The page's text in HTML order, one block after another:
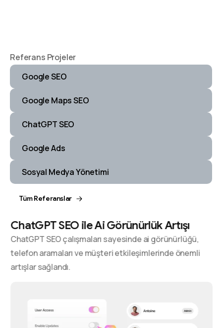
Referans Projeler
Google SEO
Google Maps SEO
ChatGPT SEO
Google Ads
Sosyal Medya Yönetimi
Tüm Referanslar
ChatGPT SEO ile Ai Görünürlük Artışı
ChatGPT SEO çalışmaları sayesinde ai görünürlüğü,
telefon aramaları ve müşteri etkileşimlerinde önemli
artışlar sağlandı.